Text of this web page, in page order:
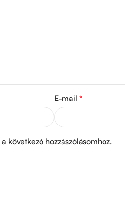
E-mail *
következő hozzászólásomhoz.